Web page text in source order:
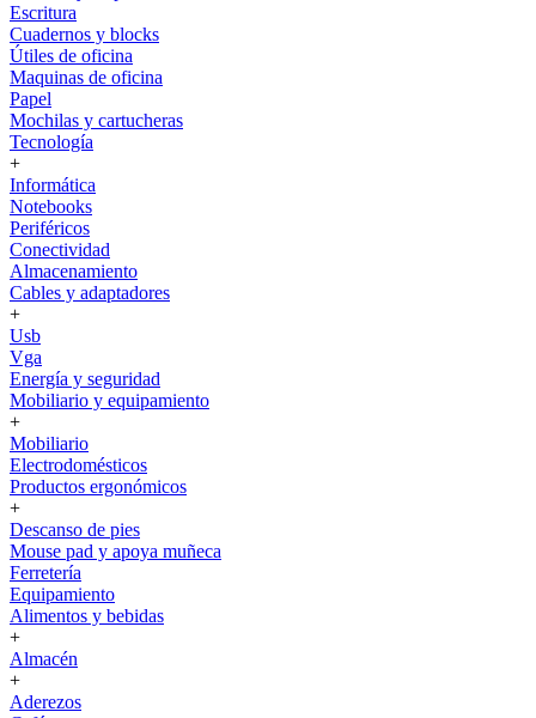
Escritura
Cuadernos y blocks
Útiles de oficina
Maquinas de oficina
Papel
Mochilas y cartucheras
Tecnología
+
Informática
Notebooks
Periféricos
Conectividad
Almacenamiento
Cables y adaptadores
+
Usb
Vga
Energía y seguridad
Mobiliario y equipamiento
+
Mobiliario
Electrodomésticos
Productos ergonómicos
+
Descanso de pies
Mouse pad y apoya muñeca
Ferretería
Equipamiento
Alimentos y bebidas
+
Almacén
+
Aderezos